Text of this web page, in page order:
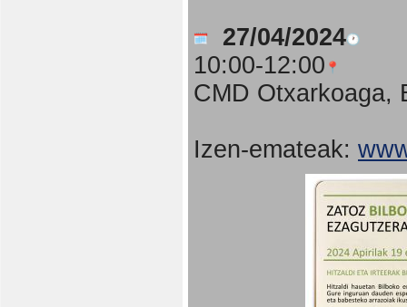
27/04/2024
10:00-12:00
CMD Otxarkoaga,
Izen-emateak: